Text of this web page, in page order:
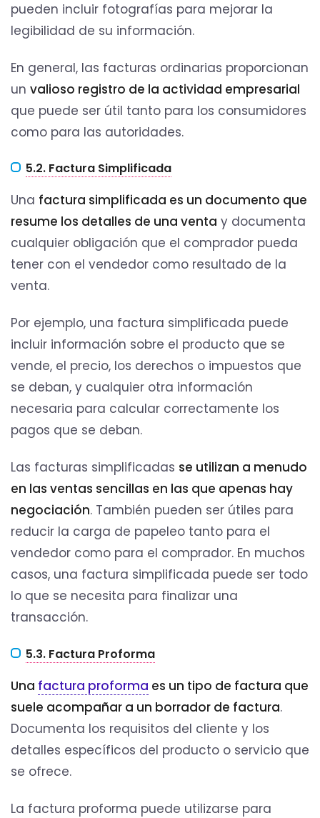
pueden incluir fotografías para mejorar la
legibilidad de su información.
En general, las facturas ordinarias proporcionan
un valioso registro de la actividad empresarial
que puede ser útil tanto para los consumidores
como para las autoridades.
5.2. Factura Simplificada
Una factura simplificada es un documento que
resume los detalles de una venta y documenta
cualquier obligación que el comprador pueda
tener con el vendedor como resultado de la
venta.
Por ejemplo, una factura simplificada puede
incluir información sobre el producto que se
vende, el precio, los derechos o impuestos que
se deban, y cualquier otra información
necesaria para calcular correctamente los
pagos que se deban.
Las facturas simplificadas se utilizan a menudo
en las ventas sencillas en las que apenas hay
negociación. También pueden ser útiles para
reducir la carga de papeleo tanto para el
vendedor como para el comprador. En muchos
casos, una factura simplificada puede ser todo
lo que se necesita para finalizar una
transacción.
5.3. Factura Proforma
Una factura proforma es un tipo de factura que
suele acompañar a un borrador de factura.
Documenta los requisitos del cliente y los
detalles específicos del producto o servicio que
se ofrece.
La factura proforma puede utilizarse para